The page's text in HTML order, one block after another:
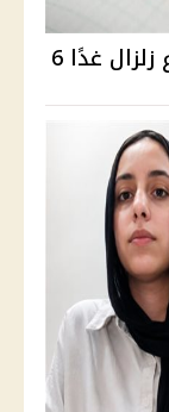
البحوث الفلكية تحسم مزاعم وقوع زلزال غدًا 6